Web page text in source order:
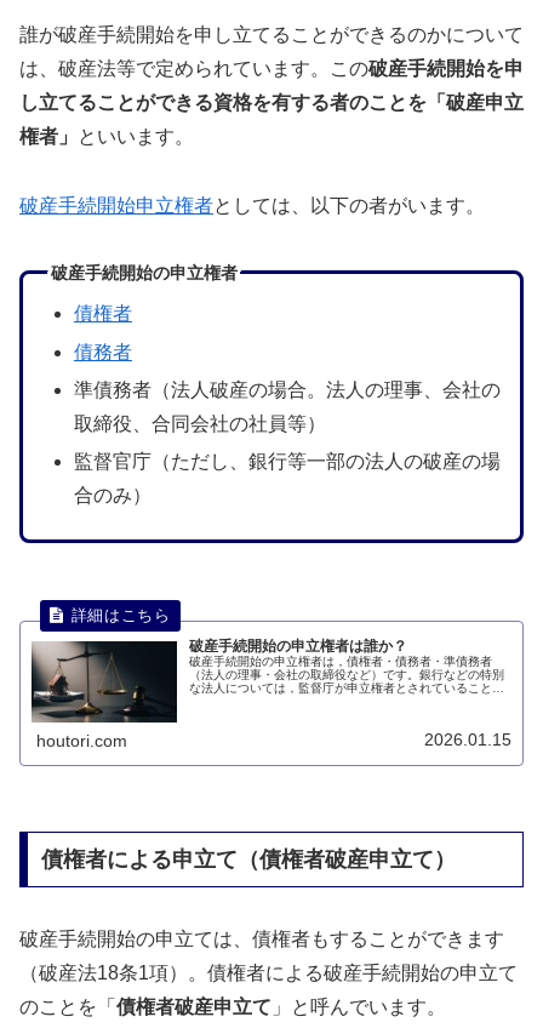
誰が破産手続開始を申し立てることができるのかについて
は、破産法等で定められています。この破産手続開始を申
し立てることができる資格を有する者のことを「破産申立
権者」
といいます。
破産手続開始申立権者としては、以下の者がいます。
破産手続開始の申立権者
債権者
債務者
準債務者（法人破産の場合。法人の理事、会社の
取締役、合同会社の社員等）
監督官庁（ただし、銀行等一部の法人の破産の場
合のみ）
破産手続開始の申立権者は誰か？
破産手続開始の申立権者は，債権者・債務者・準債務者
（法人の理事・会社の取締役など）です。銀行などの特別
な法人については，監督庁が申立権者とされていることも
houtori.com 2026.01.15
債権者による申立て（債権者破産申立て）
破産手続開始の申立ては、債権者もすることができます
（破産法18条1項）。債権者による破産手続開始の申立て
のことを「 債権者破産申立て 」と呼んでいます。